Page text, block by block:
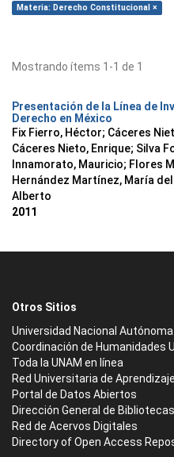
Materia: Derecho Constitucional ×
Mostrando ítems 1-1 de 1
Presentación de la Línea de
Derecho en México
Fix Fierro, Héctor; Cáceres
Cáceres Nieto, Enrique; Silva
Innamorato, Mauricio; Flores
Hernández Martínez, María
Alberto
2011
Otros Sitios
Universidad Nacional
Coordinación de Humanidades
Toda la UNAM en línea
Red Universitaria de Aprendizaje
Portal de Datos Abiertos
Dirección General de Bibliotecas
Red de Acervos Digitales
Directory of Open Access